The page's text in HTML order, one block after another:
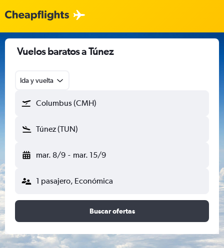
Vuelos baratos a Túnez
Ida y vuelta
Columbus (CMH)
Túnez (TUN)
mar. 8/9 - mar. 15/9
1 pasajero, Económica
Buscar ofertas